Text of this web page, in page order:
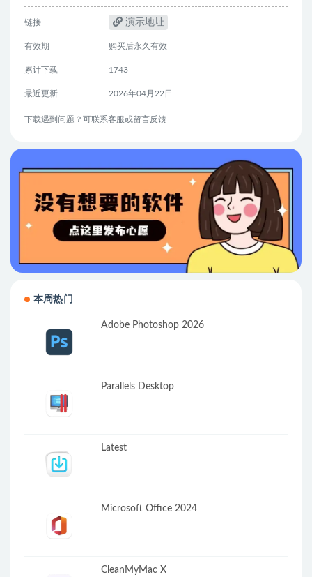
链接 演示地址
有效期 购买后永久有效
累计下载 1743
最近更新 2026年04月22日
下载遇到问题？可联系客服或留言反馈
本周热门
Adobe Photoshop 2026
Parallels Desktop
Latest
Microsoft Office 2024
CleanMyMac X